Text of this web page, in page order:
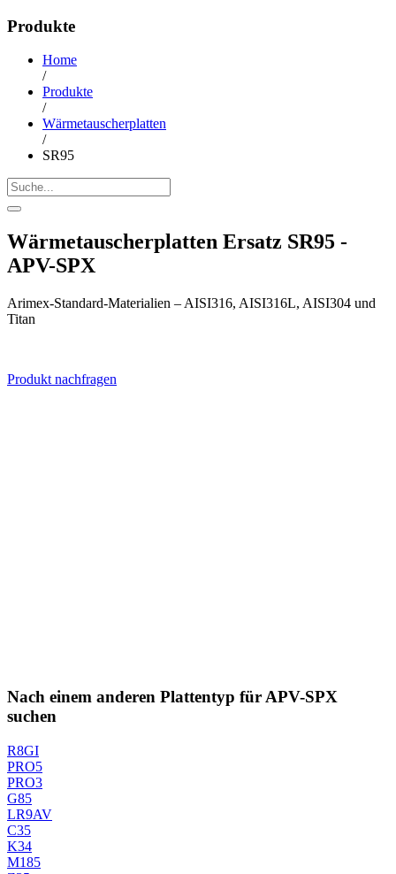
Produkte
Home
/
Produkte
/
Wärmetauscherplatten
/
SR95
Wärmetauscherplatten Ersatz SR95 -
APV-SPX
Arimex-Standard-Materialien – AISI316, AISI316L, AISI304 und
Titan
Produkt nachfragen
Nach einem anderen Plattentyp für APV-SPX
suchen
R8GI
PRO5
PRO3
G85
LR9AV
C35
K34
M185